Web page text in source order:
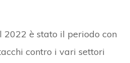
2022 è stato il periodo con
contro i vari settori